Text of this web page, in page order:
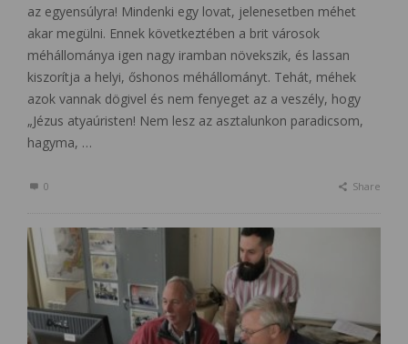
az egyensúlyra! Mindenki egy lovat, jelenesetben méhet
akar megülni. Ennek következtében a brit városok
méhállománya igen nagy iramban növekszik, és lassan
kiszorítja a helyi, őshonos méhállományt. Tehát, méhek
azok vannak dögivel és nem fenyeget az a veszély, hogy
„Jézus atyaúristen! Nem lesz az asztalunkon paradicsom,
hagyma, …
0 Share